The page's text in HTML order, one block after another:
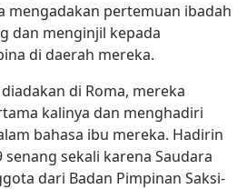
mengadakan pertemuan ibadah
dan menginjil kepada
di daerah mereka.
di Roma, mereka
kalinya dan menghadiri
bahasa ibu mereka. Hadirin
sekali karena Saudara
dari Badan Pimpinan Saksi-